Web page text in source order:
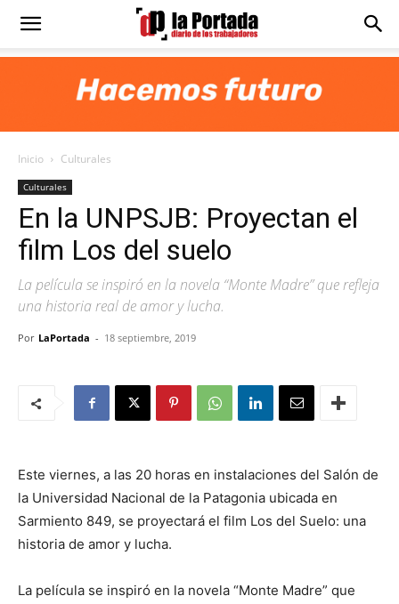
Diario
Portada
Inicio Culturales
Culturales
En la UNPSJB: Proyectan el
film Los del suelo
La película se inspiró en la novela “Monte Madre” que refleja
una historia real de amor y lucha.
Por LaPortada - 18 septiembre, 2019
Este viernes, a las 20 horas en instalaciones del Salón de
la Universidad Nacional de la Patagonia ubicada en
Sarmiento 849, se proyectará el film Los del Suelo: una
historia de amor y lucha.
La película se inspiró en la novela “Monte Madre” que